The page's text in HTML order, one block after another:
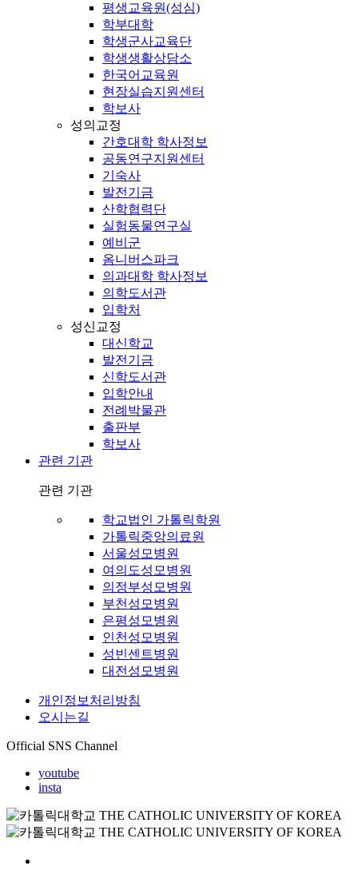
평생교육원(성심)
학부대학
학생군사교육단
학생생활상담소
한국어교육원
현장실습지원센터
학보사
성의교정
간호대학 학사정보
공동연구지원센터
기숙사
발전기금
산학협력단
실험동물연구실
예비군
옴니버스파크
의과대학 학사정보
의학도서관
입학처
성신교정
대신학교
발전기금
신학도서관
입학안내
전례박물관
출판부
학보사
관련 기관
관련 기관
학교법인 가톨릭학원
가톨릭중앙의료원
서울성모병원
여의도성모병원
의정부성모병원
부천성모병원
은평성모병원
인천성모병원
성빈센트병원
대전성모병원
개인정보처리방침
오시는길
Official SNS Channel
youtube
insta